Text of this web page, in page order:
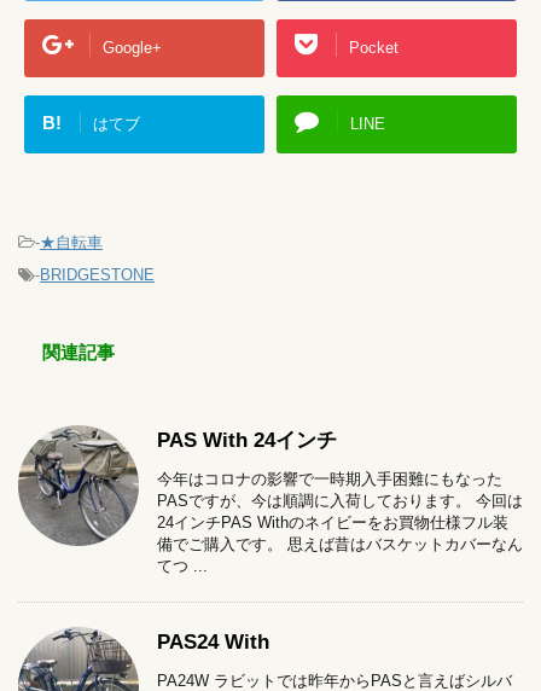
Google+ Pocket
B! はてブ LINE
-★自転車
-BRIDGESTONE
関連記事
PAS With 24インチ
今年はコロナの影響で一時期入手困難にもなった
PASですが、今は順調に入荷しております。 今回は
24インチPAS Withのネイビーをお買物仕様フル装
備でご購入です。 思えば昔はバスケットカバーなん
てつ ...
PAS24 With
PA24W ラビットでは昨年からPASと言えばシルバ